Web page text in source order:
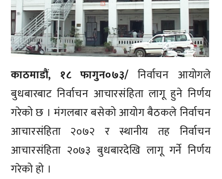
काठमाडौं, १८ फागुन०७३/ निर्वाचन आयोगले
बुधबारबाट निर्वाचन आचारसंहिता लागू हुने निर्णय
गरेको छ । मंगलबार बसेको आयोग बैठकले निर्वाचन
आचारसंहिता २०७२ र स्थानीय तह निर्वाचन
आचारसंहिता २०७३ बुधबारदेखि लागू गर्ने निर्णय
गरेको हो ।